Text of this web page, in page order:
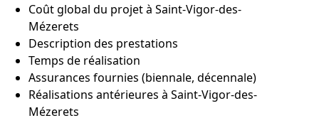
Coût global du projet à Saint-Vigor-des-
Mézerets
Description des prestations
Temps de réalisation
Assurances fournies (biennale, décennale)
Réalisations antérieures à Saint-Vigor-des-
Mézerets